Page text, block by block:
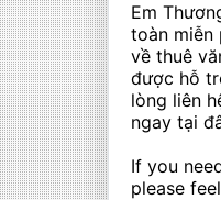
Em
toàn miễn
về thuê
được hỗ
lòng liên
ngay tại
If you
please